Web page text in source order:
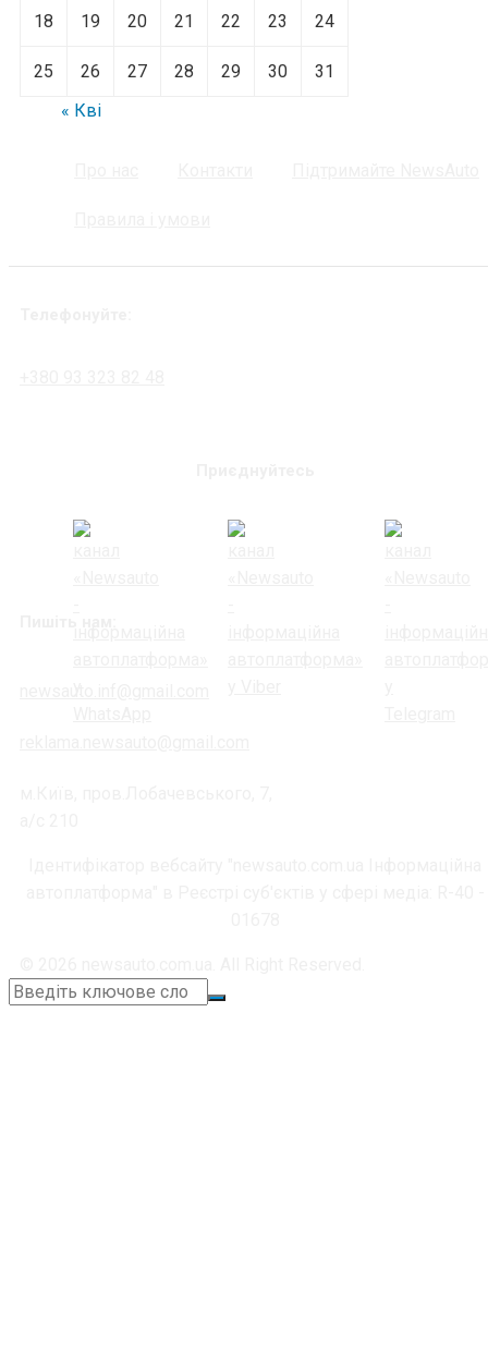
18 19 20 21 22 23 24
25 26 27 28 29 30
31
« Кві